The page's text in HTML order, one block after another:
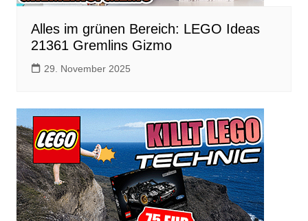
Alles im grünen Bereich: LEGO Ideas
21361 Gremlins Gizmo
29. November 2025